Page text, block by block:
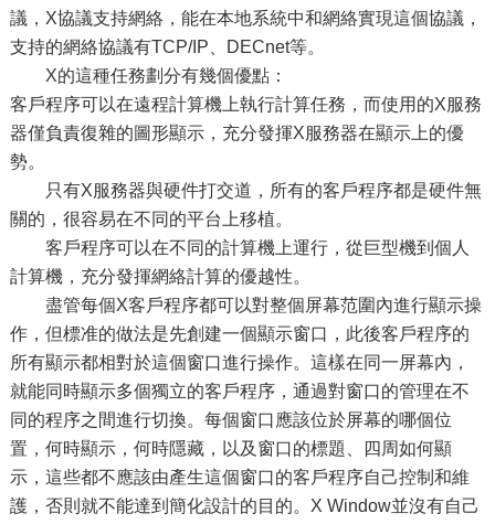
議，X協議支持網絡，能在本地系統中和網絡實現這個協議，
支持的網絡協議有TCP/IP、DECnet等。
X的這種任務劃分有幾個優點：
客戶程序可以在遠程計算機上執行計算任務，而使用的X服務
器僅負責復雜的圖形顯示，充分發揮X服務器在顯示上的優
勢。
只有X服務器與硬件打交道，所有的客戶程序都是硬件無
關的，很容易在不同的平台上移植。
客戶程序可以在不同的計算機上運行，從巨型機到個人
計算機，充分發揮網絡計算的優越性。
盡管每個X客戶程序都可以對整個屏幕范圍內進行顯示操
作，但標准的做法是先創建一個顯示窗口，此後客戶程序的
所有顯示都相對於這個窗口進行操作。這樣在同一屏幕內，
就能同時顯示多個獨立的客戶程序，通過對窗口的管理在不
同的程序之間進行切換。每個窗口應該位於屏幕的哪個位
置，何時顯示，何時隱藏，以及窗口的標題、四周如何顯
示，這些都不應該由產生這個窗口的客戶程序自己控制和維
護，否則就不能達到簡化設計的目的。X Window並沒有自己